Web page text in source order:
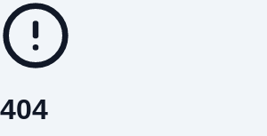
404